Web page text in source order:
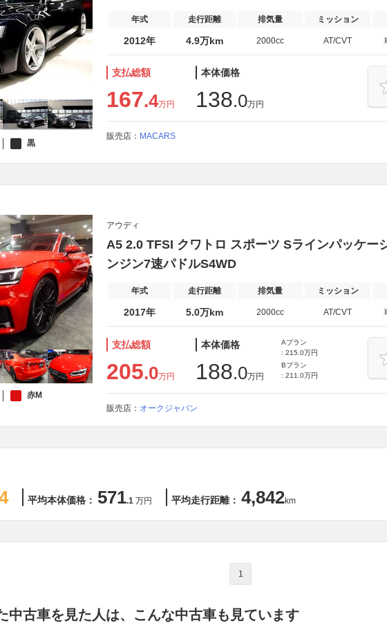
黒
年式 走行距離 排気量 ミッション
2012年 4.9万km 2000cc AT/CVT
支払総額
167.4万円
本体価格
138.0万円
販売店： MACARS
赤M
アウディ
A5 2.0 TFSI クワトロ スポーツ Sラインパッケー
ンジン7速パドルS4WD
年式 走行距離 排気量 ミッション
2017年 5.0万km 2000cc AT/CVT
支払総額
205.0万円
本体価格
188.0万円
Aプラン
: 215.0万円
Bプラン
: 211.0万円
販売店： オークジャパン
平均本体価格： 571.1 万円 平均走行距離： 4,842km
1
中古車を見た人は、こんな中古車も見ています